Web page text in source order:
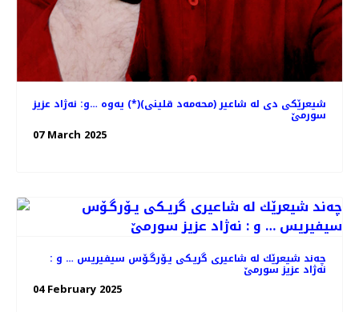
شیعرێكی دی له ‌شاعیر (محه‌مه‌د قلینی)(*) یه‌وه‌ …و: نه‌ژاد عزیز
سورمێ
07 March 2025
چه‌ند شیعرێك له‌ شاعیری گریـكی یـۆرگـۆس سیفیریس … و :
نه‌ژاد عزیز سورمێ
04 February 2025